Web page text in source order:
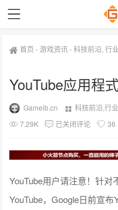
首页 -游戏资讯-科技前沿 ,行
YouTube应用程
Gameib.cn 科技前沿,行
7.29K
已关闭评论 36
YouTube用户请注意！针
YouTube，Google日前宣